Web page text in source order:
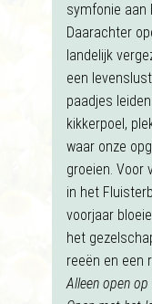
symfonie aan
Daarachter
landelijk
een
paadjes
kikkerpoel,
waar onze
groeien. Voor
in het
voorjaar
het
reeën en een
Alleen open